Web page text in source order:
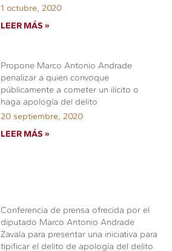
1 octubre, 2020
LEER MÁS »
Propone Marco Antonio Andrade
penalizar a quien convoque
públicamente a cometer un ilícito o
haga apología del delito
20 septiembre, 2020
LEER MÁS »
Conferencia de prensa ofrecida por el
diputado Marco Antonio Andrade
Zavala para presentar una iniciativa para
tipificar el delito de apología del delito.